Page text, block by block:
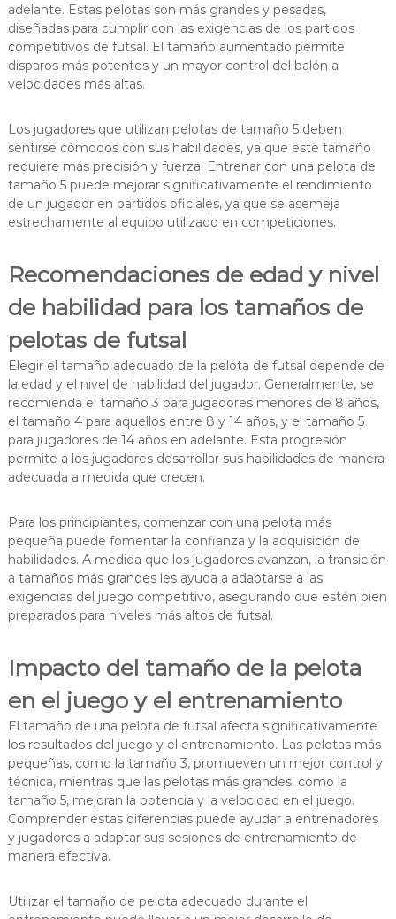
adelante. Estas pelotas son más grandes y pesadas,
diseñadas para cumplir con las exigencias de los partidos
competitivos de futsal. El tamaño aumentado permite
disparos más potentes y un mayor control del balón a
velocidades más altas.
Los jugadores que utilizan pelotas de tamaño 5 deben
sentirse cómodos con sus habilidades, ya que este tamaño
requiere más precisión y fuerza. Entrenar con una pelota de
tamaño 5 puede mejorar significativamente el rendimiento
de un jugador en partidos oficiales, ya que se asemeja
estrechamente al equipo utilizado en competiciones.
Recomendaciones de edad y nivel
de habilidad para los tamaños de
pelotas de futsal
Elegir el tamaño adecuado de la pelota de futsal depende de
la edad y el nivel de habilidad del jugador. Generalmente, se
recomienda el tamaño 3 para jugadores menores de 8 años,
el tamaño 4 para aquellos entre 8 y 14 años, y el tamaño 5
para jugadores de 14 años en adelante. Esta progresión
permite a los jugadores desarrollar sus habilidades de manera
adecuada a medida que crecen.
Para los principiantes, comenzar con una pelota más
pequeña puede fomentar la confianza y la adquisición de
habilidades. A medida que los jugadores avanzan, la transición
a tamaños más grandes les ayuda a adaptarse a las
exigencias del juego competitivo, asegurando que estén bien
preparados para niveles más altos de futsal.
Impacto del tamaño de la pelota
en el juego y el entrenamiento
El tamaño de una pelota de futsal afecta significativamente
los resultados del juego y el entrenamiento. Las pelotas más
pequeñas, como la tamaño 3, promueven un mejor control y
técnica, mientras que las pelotas más grandes, como la
tamaño 5, mejoran la potencia y la velocidad en el juego.
Comprender estas diferencias puede ayudar a entrenadores
y jugadores a adaptar sus sesiones de entrenamiento de
manera efectiva.
Utilizar el tamaño de pelota adecuado durante el